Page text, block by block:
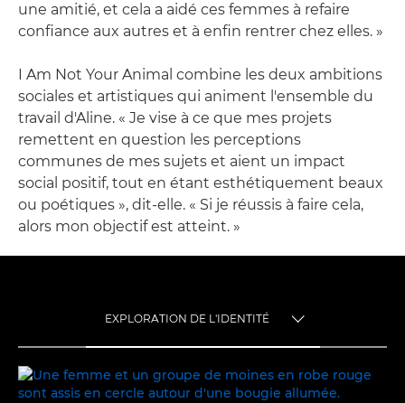
une amitié, et cela a aidé ces femmes à refaire
confiance aux autres et à enfin rentrer chez elles. »
I Am Not Your Animal combine les deux ambitions
sociales et artistiques qui animent l'ensemble du
travail d'Aline. « Je vise à ce que mes projets
remettent en question les perceptions
communes de mes sujets et aient un impact
social positif, tout en étant esthétiquement beaux
ou poétiques », dit-elle. « Si je réussis à faire cela,
alors mon objectif est atteint. »
EXPLORATION DE L'IDENTITÉ
EXPLORATION DE L'IDENTITÉ